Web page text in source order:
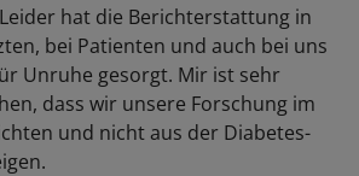
Leider hat die Berichterstattung in
bei Patienten und auch bei uns
Unruhe gesorgt. Mir ist sehr
dass wir unsere Forschung im
und nicht aus der Diabetes-